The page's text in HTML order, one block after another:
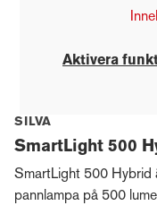
Aktivera
SILVA
SmartLight 500
SmartLight 500 Hybrid
pannlampa på 500